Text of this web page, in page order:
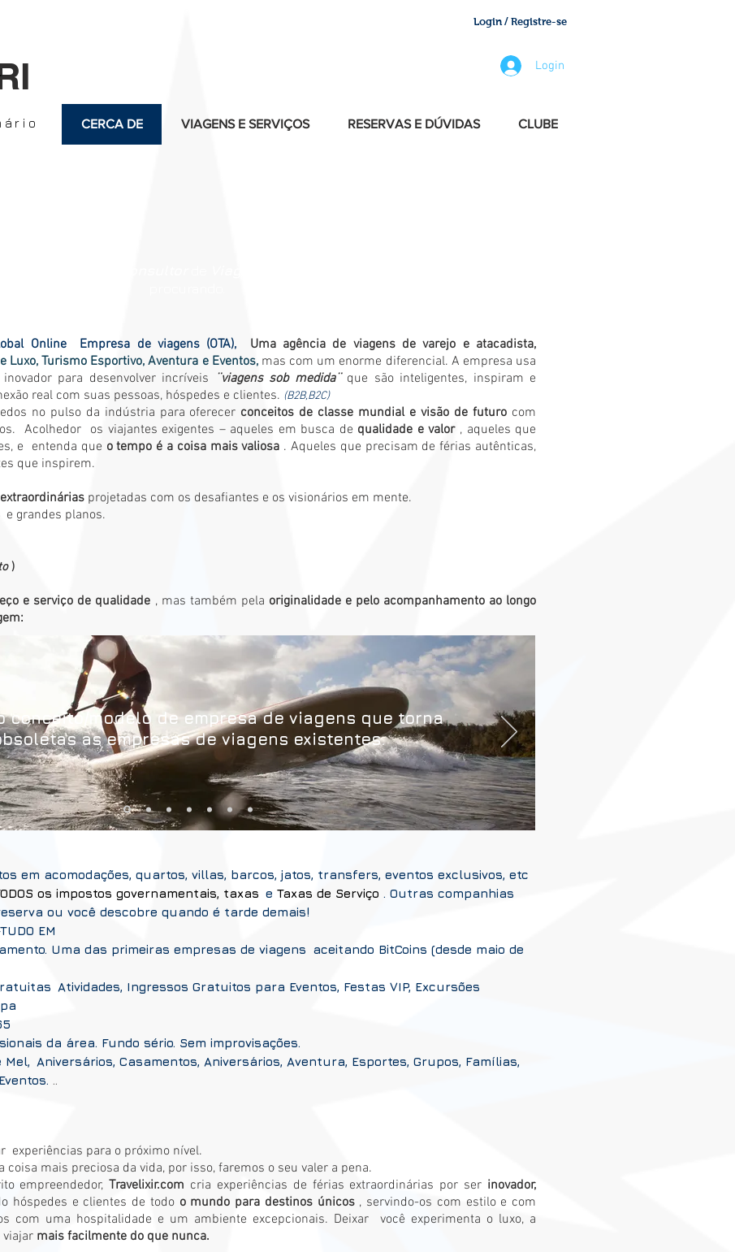
Login / Registre-se
Login
CERCA DE VIAGENS E SERVIÇOS RESERVAS E DÚVIDAS CLUBE
Online Empresa de viagens (OTA),
Uma agência de viagens de varejo e atacadista,
Luxo, Turismo Esportivo, Aventura e Eventos, mas com um enorme diferencial. A empresa usa
para desenvolver incríveis ¨viagens sob medida¨que são inteligentes, inspiram e
real com suas pessoas, hóspedes e clientes. (B2B,B2C)
no pulso da indústria para oferecer conceitos de classe mundial e visão de futuro com
Acolhedor os viajantes exigentes – aqueles em busca de qualidade e valor, aqueles que
e entenda que o tempo é a coisa mais valiosa . Aqueles que precisam de férias autênticas,
que inspirem.
projetadas com os desafiantes e os visionários em mente.
e grandes planos.
)
e serviço de qualidade , mas também pela originalidade e pelo acompanhamento ao longo
em acomodações, quartos, villas, barcos, jatos, transfers, eventos exclusivos, etc
os impostos governamentais, taxas e Taxas de Serviço . Outras companhias
ou você descobre quando é tarde demais!
EM
Uma das primeiras empresas de viagens aceitando BitCoins (desde maio de
Atividades, Ingressos Gratuitos para Eventos, Festas VIP, Excursões
da área. Fundo sério. Sem improvisações.
Mel, Aniversários, Casamentos, Aniversários, Aventura, Esportes, Grupos, Famílias,
..
experiências para o próximo nível.
coisa mais preciosa da vida, por isso, faremos o seu valer a pena.
empreendedor,Travelixir.com cria experiências de férias extraordinárias por ser inovador,
hóspedes e clientes de todo o mundo para destinos únicos, servindo-os com estilo e com
com uma hospitalidade e um ambiente excepcionais. Deixar
você experimenta o luxo, a
viajar mais facilmente do que nunca.
conceito/modelo de empresa de viagens que torna
as empresas de viagens existentes.